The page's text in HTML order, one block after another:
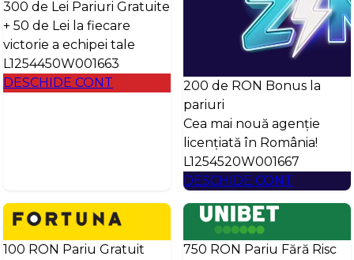
300 de Lei Pariuri Gratuite
+ 50 de Lei la fiecare
victorie a echipei tale
L1254450W001663
DESCHIDE CONT
200 de RON Bonus la
pariuri
Cea mai nouă agenție
licențiată în România!
L1254520W001667
DESCHIDE CONT
100 RON Pariu Gratuit
750 RON Pariu Fără Risc